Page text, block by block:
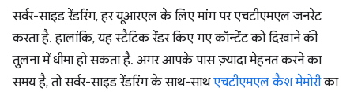
सर्वर-साइड रेंडरिंग, हर यूआरएल के लिए मांग पर एचटीएमएल जनरेट
करता है. हालांकि, यह स्टैटिक रेंडर किए गए कॉन्टेंट को दिखाने की
तुलना में धीमा हो सकता है. अगर आपके पास ज़्यादा मेहनत करने का
समय है, तो सर्वर-साइड रेंडरिंग के साथ-साथएचटीएमएल कैश मेमोरीका